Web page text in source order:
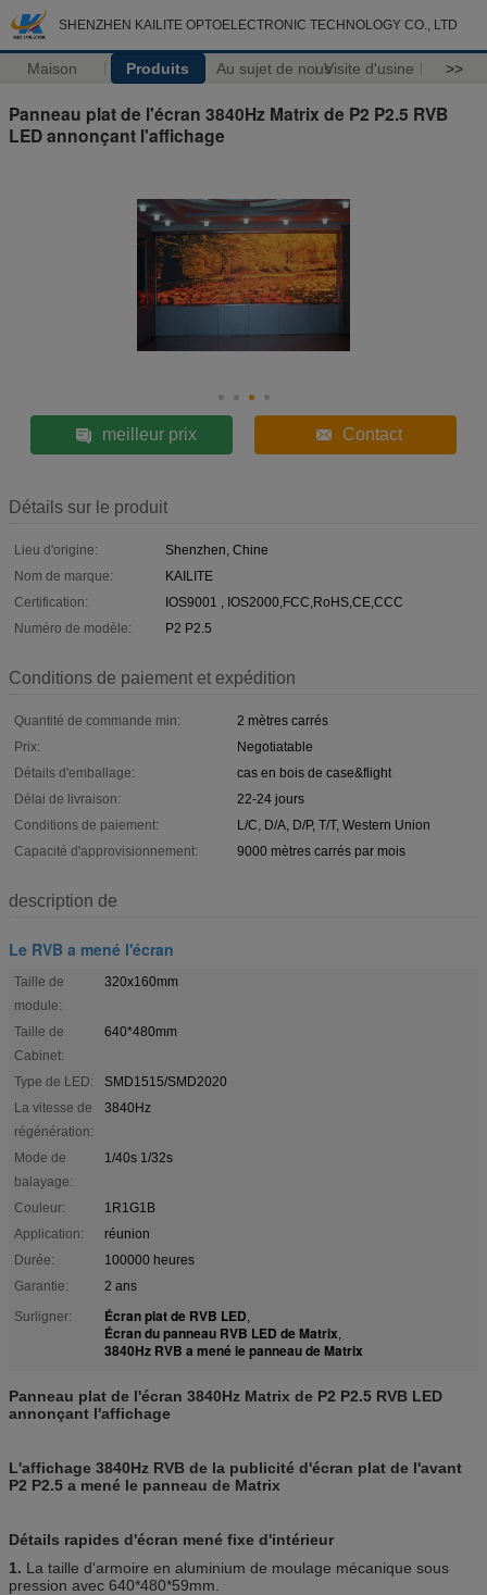
SHENZHEN KAILITE OPTOELECTRONIC TECHNOLOGY CO., LTD
Maison Produits Au sujet de nousVisite d'usine >>
Panneau plat de l'écran 3840Hz Matrix de P2 P2.5 RVB
LED annonçant l'affichage
meilleur prix Contact
Détails sur le produit
Lieu d'origine:
Shenzhen, Chine
Nom de marque:
KAILITE
Certification:
IOS9001 , IOS2000,FCC,RoHS,CE,CCC
Numéro de modèle:
P2 P2.5
Conditions de paiement et expédition
Quantité de commande min:
2 mètres carrés
Prix:
Negotiatable
Détails d'emballage:
cas en bois de case&flight
Délai de livraison:
22-24 jours
Conditions de paiement:
L/C, D/A, D/P, T/T, Western Union
Capacité d'approvisionnement:
9000 mètres carrés par mois
description de
Le RVB a mené l'écran
Taille de
module:
320x160mm
Taille de
Cabinet:
640*480mm
Type de LED:
SMD1515/SMD2020
La vitesse de
régénération:
3840Hz
Mode de
balayage:
1/40s 1/32s
Couleur:
1R1G1B
Application:
réunion
Durée:
100000 heures
Garantie:
2 ans
Surligner:
Écran plat de RVB LED,
Écran du panneau RVB LED de Matrix,
3840Hz RVB a mené le panneau de Matrix
Panneau plat de l'écran 3840Hz Matrix de P2 P2.5 RVB LED
annonçant l'affichage
L'affichage 3840Hz RVB de la publicité d'écran plat de l'avant
P2 P2.5 a mené le panneau de Matrix
Détails rapides d'écran mené fixe d'intérieur
1. La taille d'armoire en aluminium de moulage mécanique sous
pression avec 640*480*59mm.